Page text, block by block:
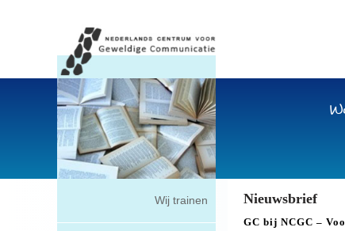
Wij trainen Nieuwsbrief
GC bij NCGC –